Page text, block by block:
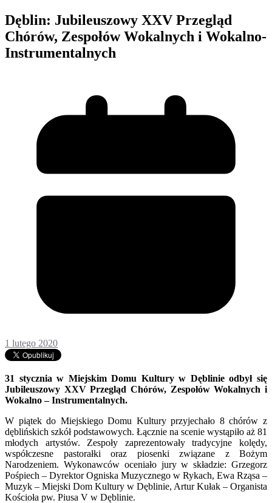
Dęblin: Jubileuszowy XXV Przegląd
Chórów, Zespołów Wokalnych i Wokalno-
Instrumentalnych
1 lutego 2020
31 stycznia w Miejskim Domu Kultury w Dęblinie odbył się
Jubileuszowy XXV Przegląd Chórów, Zespołów Wokalnych i
Wokalno – Instrumentalnych.
W piątek do Miejskiego Domu Kultury przyjechało 8 chórów z
dęblińskich szkół podstawowych. Łącznie na scenie wystąpiło aż 81
młodych artystów. Zespoły zaprezentowały tradycyjne kolędy,
współczesne pastorałki oraz piosenki związane z Bożym
Narodzeniem. Wykonawców oceniało jury w składzie: Grzegorz
Pośpiech – Dyrektor Ogniska Muzycznego w Rykach, Ewa Rząsa –
Muzyk – Miejski Dom Kultury w Dęblinie, Artur Kułak – Organista
Kościoła pw. Piusa V w Dęblinie.